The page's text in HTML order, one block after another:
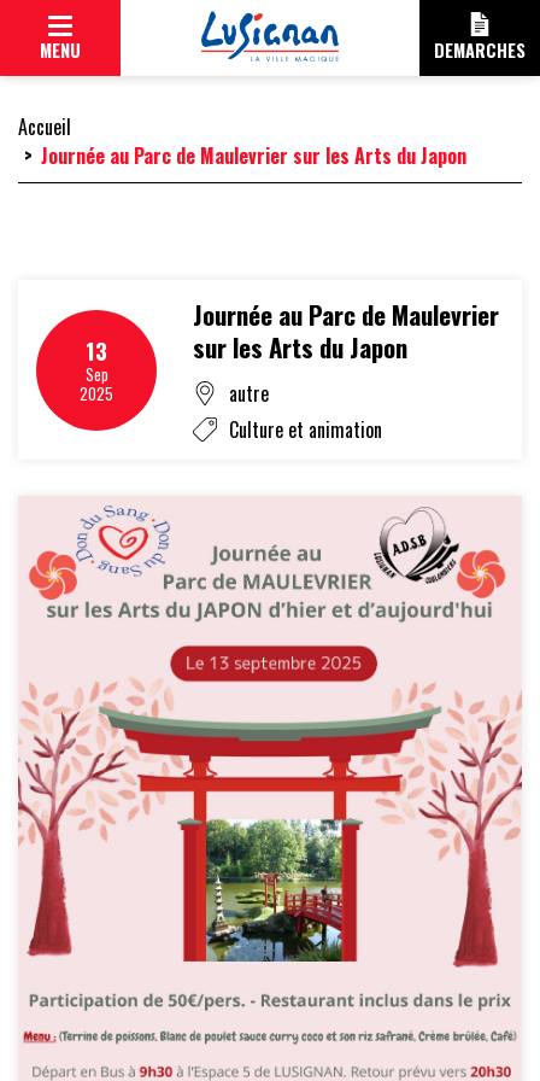
Cookies management panel
MENU DEMARCHES
MAIRIE
ÉLUS
DÉLIBÉRATIONS
COMMISSIONS
GRANDS PROJETS
LUSIGNAN MAGAZINE
CONSEIL DES JEUNES
LÉGENDAIRE
SUR LES TRACES DE MÉLUSINE
HISTOIRE
PATRIMOINE
LUSIGNAN, PETITE CITÉ DE CARACTÈRE
PATRIMOINE – FICHES PRATIQUES
Accueil
Journée au Parc de Maulevrier sur les Arts du Japon
13
Sep
2025
Journée au Parc de Maulevrier
sur les Arts du Japon
autre
Culture et animation